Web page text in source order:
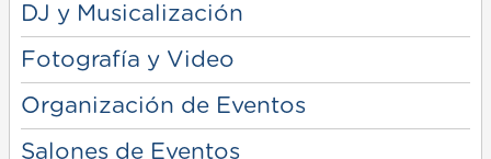
DJ y Musicalización
Fotografía y Video
Organización de Eventos
Salones de Eventos